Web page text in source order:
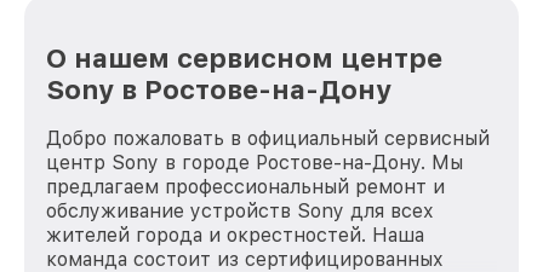
О нашем сервисном центре
Sony в Ростове-на-Дону
Добро пожаловать в официальный сервисный
центр Sony в городе Ростове-на-Дону. Мы
предлагаем профессиональный ремонт и
обслуживание устройств Sony для всех
жителей города и окрестностей. Наша
команда состоит из сертифицированных